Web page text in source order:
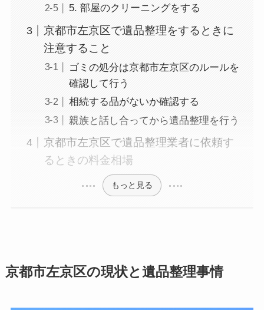
5. 部屋のクリーニングをする
京都市左京区で遺品整理をするときに
注意すること
ゴミの処分は京都市左京区のルールを
確認して行う
相続する品がないか確認する
親族と話し合ってから遺品整理を行う
京都市左京区で遺品整理業者に依頼す
るときの料金相場
もっと見る
京都市左京区の現状と遺品整理事情